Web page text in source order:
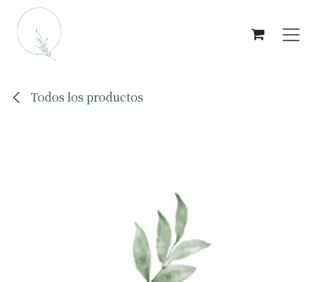
Ir al contenido
Todos los productos